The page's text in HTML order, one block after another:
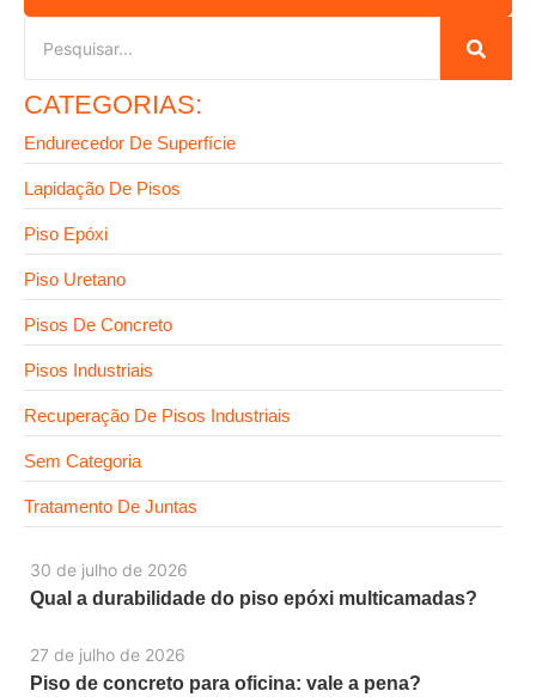
30 de julho de 2026
Qual a durabilidade do piso epóxi multicamadas?
27 de julho de 2026
Piso de concreto para oficina: vale a pena?
CATEGORIAS:
Endurecedor De Superfície
Lapidação De Pisos
Piso Epóxi
Piso Uretano
Pisos De Concreto
Pisos Industriais
Recuperação De Pisos Industriais
Sem Categoria
Tratamento De Juntas